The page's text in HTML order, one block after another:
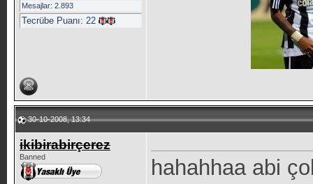
Mesajlar: 2.893
Tecrübe Puanı: 22
30-10-2008, 13:34
ikibirabirçerez
Banned hahahhaa abi